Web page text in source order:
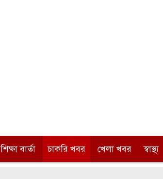
শিক্ষা বার্তা চাকরি খবর খেলা খবর স্বাস্থ্য